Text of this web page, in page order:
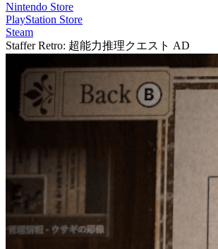
Nintendo Store
PlayStation Store
Steam
Staffer Retro: 超能力推理クエスト AD